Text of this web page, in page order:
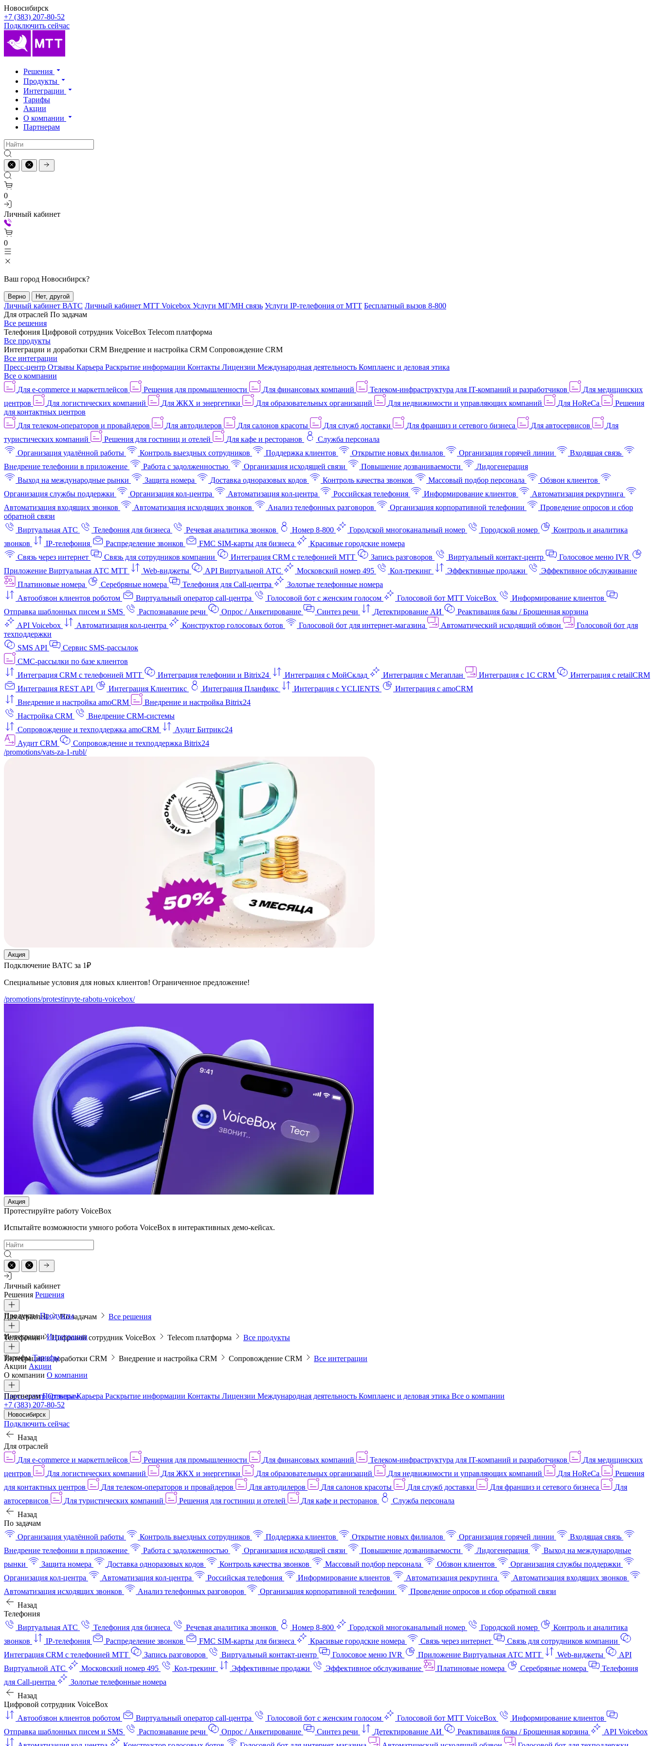
Новосибирск
+7 (383) 207-80-52
Подключить сейчас
Решения
Продукты
Интеграции
Тарифы
Акции
О компании
Партнерам
0
Личный кабинет
0
Ваш город Новосибирск?
Верно Нет, другой
Личный кабинет ВАТС Личный кабинет МТТ Voicebox Услуги МГ/МН связь Услуги IP-телефония от МТТ Бесплатный вызов 8-800
Для отраслей По задачам
Все решения
Телефония Цифровой сотрудник VoiceBox Telecom платформа
Все продукты
Интеграции и доработки CRM Внедрение и настройка CRM Сопровождение CRM
Все интеграции
Пресс-центр Отзывы Карьера Раскрытие информации Контакты Лицензии Международная деятельность Комплаенс и деловая этика
Все о компании
Для e-commerce и маркетплейсов
Решения для промышленности Для финансовых компаний Телеком-инфраструктура для IT-компаний и разработчиков
Для медицинских
центров
Для логистических компаний Для ЖКХ и энергетики Для образовательных организаций Для недвижимости и управляющих компаний Для HoReCa
Решения
для контактных центров
Для телеком-операторов и провайдеров
Для автодилеров Для салонов красоты Для служб доставки Для франшиз и сетевого бизнеса Для автосервисов
Для
туристических компаний
Решения для гостиниц и отелей Для кафе и ресторанов
Служба персонала
Организация удалённой работы
Контроль выездных сотрудников Поддержка клиентов Открытие новых филиалов Организация горячей линии
Входящая связь
Внедрение телефонии в приложение
Работа с задолженностью Организация исходящей связи Повышение дозваниваемости
Лидогенерация
Выход на международные рынки
Защита номера Доставка одноразовых кодов Контроль качества звонков Массовый подбор персонала
Обзвон клиентов
Организация службы поддержки
Организация кол-центра Автоматизация кол-центра Российская телефония Информирование клиентов
Автоматизация рекрутинга
Автоматизация входящих звонков
Автоматизация исходящих звонков Анализ телефонных разговоров Организация корпоративной телефонии
Проведение опросов и сбор
обратной связи
Виртуальная АТС
Телефония для бизнеса Речевая аналитика звонков Номер 8-800 Городской многоканальный номер Городской номер
Контроль и аналитика
звонков
IP-телефония Распределение звонков FMC SIM-карты для бизнеса
Красивые городские номера
Связь через интернет
Связь для сотрудников компании Интеграция CRM с телефонией МТТ Запись разговоров Виртуальный контакт‑центр
Голосовое меню IVR
Приложение Виртуальная АТС МТТ
Web-виджеты API Виртуальной АТС Московский номер 495 Кол-трекинг Эффективные продажи
Эффективное обслуживание
Платиновые номера
Серебряные номера Телефония для Call-центра
Золотые телефонные номера
Автообзвон клиентов роботом
Виртуальный оператор call-центра Голосовой бот с женским голосом Голосовой бот МТТ VoiceBox
Информирование клиентов
Отправка шаблонных писем и SMS
Распознавание речи Опрос / Анкетирование Синтез речи Детектирование АИ
Реактивация базы / Брошенная корзина
API Voicebox
Автоматизация кол‑центра Конструктор голосовых ботов Голосовой бот для интернет‑магазина Автоматический исходящий обзвон
Голосовой бот для
техподдержки
SMS API
Сервис SMS-рассылок
СМС-рассылки по базе клиентов
Интеграция CRM с телефонией МТТ
Интеграция телефонии и Bitrix24 Интеграция с МойСклад Интеграция с Мегаплан Интеграция с 1C CRM
Интеграция с retailCRM
Интеграция REST API
Интеграция Клиентикс Интеграция Планфикс Интеграция с YCLIENTS
Интеграция с amoCRM
Внедрение и настройка amoCRM
Внедрение и настройка Bitrix24
Настройка CRM
Внедрение CRM-системы
Сопровождение и техподдержка amoCRM
Аудит Битрикс24
Аудит CRM
Сопровождение и техподдержка Bitrix24
/promotions/vats-za-1-rubl/
Акция
Подключение ВАТС за 1₽
Специальные условия для новых клиентов! Ограниченное предложение!
/promotions/protestiruyte-rabotu-voicebox/
Акция
Протестируйте работу VoiceBox
Испытайте возможности умного робота VoiceBox в интерактивных демо-кейсах.
Личный кабинет
Решения Решения
Для отраслей По задачам Все решения
ПродуктыПродукты
Телефония Цифровой сотрудник VoiceBox Telecom платформа Все продукты
ИнтеграцииИнтеграции
Интеграции и доработки CRM Внедрение и настройка CRM Сопровождение CRM Все интеграции
ТарифыТарифы
Акции Акции
О компании О компании
Пресс-центрОтзывыКарьера Раскрытие информации Контакты Лицензии Международная деятельность Комплаенс и деловая этика Все о компании
ПартнерамПартнерам
+7 (383) 207-80-52
Новосибирск
Подключить сейчас
Назад
Для отраслей
Для e-commerce и маркетплейсов
Решения для промышленности Для финансовых компаний Телеком-инфраструктура для IT-компаний и разработчиков
Для медицинских
центров
Для логистических компаний Для ЖКХ и энергетики Для образовательных организаций Для недвижимости и управляющих компаний Для HoReCa
Решения
для контактных центров
Для телеком-операторов и провайдеров Для автодилеров Для салонов красоты Для служб доставки Для франшиз и сетевого бизнеса
Для
автосервисов
Для туристических компаний Решения для гостиниц и отелей Для кафе и ресторанов
Служба персонала
Назад
По задачам
Организация удалённой работы
Контроль выездных сотрудников Поддержка клиентов Открытие новых филиалов Организация горячей линии
Входящая связь
Внедрение телефонии в приложение
Работа с задолженностью Организация исходящей связи Повышение дозваниваемости Лидогенерация
Выход на международные
рынки
Защита номера Доставка одноразовых кодов Контроль качества звонков Массовый подбор персонала Обзвон клиентов
Организация службы поддержки
Организация кол-центра
Автоматизация кол-центра Российская телефония Информирование клиентов Автоматизация рекрутинга
Автоматизация входящих звонков
Автоматизация исходящих звонков
Анализ телефонных разговоров Организация корпоративной телефонии
Проведение опросов и сбор обратной связи
Назад
Телефония
Виртуальная АТС
Телефония для бизнеса Речевая аналитика звонков Номер 8-800 Городской многоканальный номер Городской номер
Контроль и аналитика
звонков
IP-телефония Распределение звонков FMC SIM-карты для бизнеса Красивые городские номера Связь через интернет
Связь для сотрудников компании
Интеграция CRM с телефонией МТТ
Запись разговоров Виртуальный контакт‑центр Голосовое меню IVR Приложение Виртуальная АТС МТТ Web-виджеты
API
Виртуальной АТС
Московский номер 495 Кол-трекинг Эффективные продажи Эффективное обслуживание Платиновые номера Серебряные номера
Телефония
для Call-центра
Золотые телефонные номера
Назад
Цифровой сотрудник VoiceBox
Автообзвон клиентов роботом
Виртуальный оператор call-центра Голосовой бот с женским голосом Голосовой бот МТТ VoiceBox
Информирование клиентов
Отправка шаблонных писем и SMS
Распознавание речи Опрос / Анкетирование Синтез речи Детектирование АИ Реактивация базы / Брошенная корзина
API Voicebox